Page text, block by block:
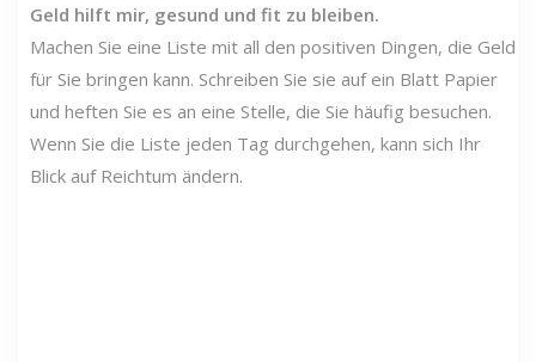
Geld hilft mir, gesund und fit zu bleiben.
Machen Sie eine Liste mit all den positiven Dingen, die Geld
für Sie bringen kann. Schreiben Sie sie auf ein Blatt Papier
und heften Sie es an eine Stelle, die Sie häufig besuchen.
Wenn Sie die Liste jeden Tag durchgehen, kann sich Ihr
Blick auf Reichtum ändern.